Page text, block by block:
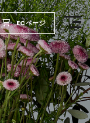
ECページ